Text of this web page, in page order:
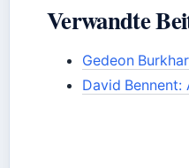
Verwandte
Gedeon
David Bennent: